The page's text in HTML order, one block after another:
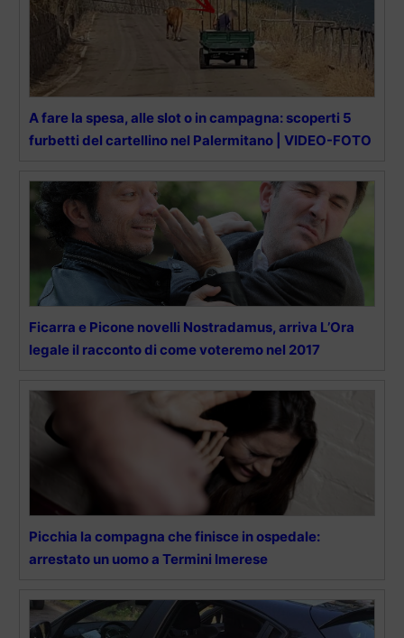
A fare la spesa, alle slot o in campagna: scoperti 5
furbetti del cartellino nel Palermitano | VIDEO-FOTO
Ficarra e Picone novelli Nostradamus, arriva L’Ora
legale il racconto di come voteremo nel 2017
Picchia la compagna che finisce in ospedale:
arrestato un uomo a Termini Imerese